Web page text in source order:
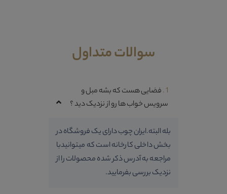
سوالات متداول
1 . فضایی هست که بشه مبل و
سرویس خواب ها رو از نزدیک دید ؟
بله البته.ایران چوب دارای یک فروشگاه در
بخش داخلی کارخانه است که میتوانیدبا
مراجعه به آدرس ذکر شده محصولات را از
نزدیک بررسی بفرمایید.